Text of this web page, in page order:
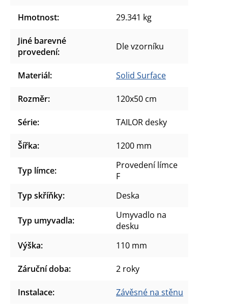
Hmotnost: 29.341 kg
Jiné barevné
provedení: Dle vzorníku
Materiál: Solid Surface
Rozměr: 120x50 cm
Série: TAILOR desky
Šířka: 1200 mm
Typ límce:
Provedení límce
F
Typ skříňky: Deska
Typ umyvadla:
Umyvadlo na
desku
Výška: 110 mm
Záruční doba: 2 roky
Instalace: Závěsné na stěnu